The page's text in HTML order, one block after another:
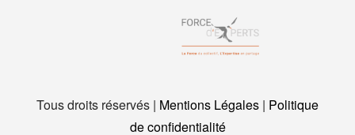
Tous droits réservés | Mentions Légales | Politique
de confidentialité